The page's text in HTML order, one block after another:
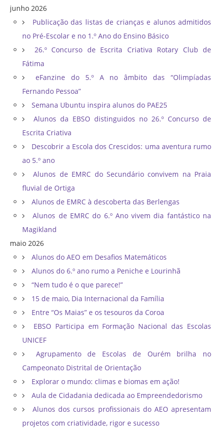
junho 2026
Publicação das listas de crianças e alunos admitidos
no Pré-Escolar e no 1.º Ano do Ensino Básico
26.º Concurso de Escrita Criativa Rotary Club de
Fátima
eFanzine do 5.º A no âmbito das “Olimpíadas
Fernando Pessoa”
Semana Ubuntu inspira alunos do PAE25
Alunos da EBSO distinguidos no 26.º Concurso de
Escrita Criativa
Descobrir a Escola dos Crescidos: uma aventura rumo
ao 5.º ano
Alunos de EMRC do Secundário convivem na Praia
fluvial de Ortiga
Alunos de EMRC à descoberta das Berlengas
Alunos de EMRC do 6.º Ano vivem dia fantástico na
Magikland
maio 2026
Alunos do AEO em Desafios Matemáticos
Alunos do 6.º ano rumo a Peniche e Lourinhã
“Nem tudo é o que parece!”
15 de maio, Dia Internacional da Família
Entre “Os Maias” e os tesouros da Coroa
EBSO Participa em Formação Nacional das Escolas
UNICEF
Agrupamento de Escolas de Ourém brilha no
Campeonato Distrital de Orientação ​
Explorar o mundo: climas e biomas em ação!
Aula de Cidadania dedicada ao Empreendedorismo
Alunos dos cursos profissionais do AEO apresentam
projetos com criatividade, rigor e sucesso